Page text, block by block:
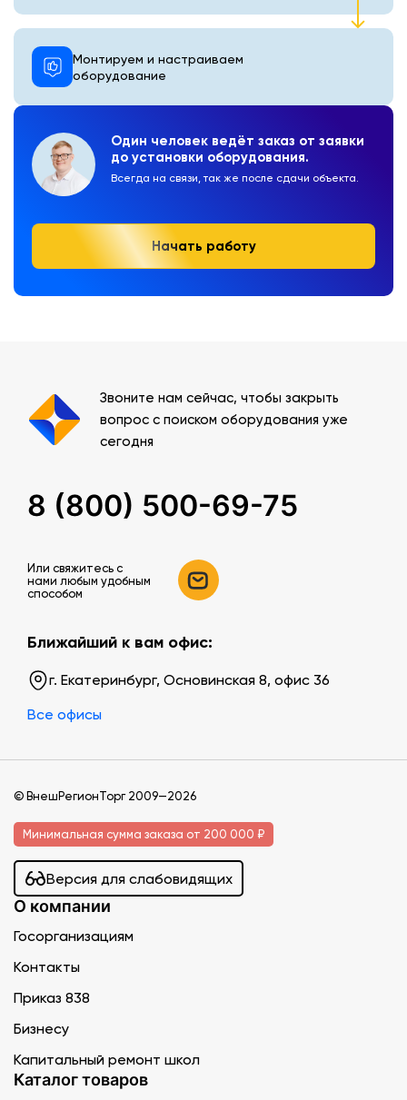
Один человек ведёт заказ от заявки
до установки оборудования.
Всегда на связи, так же после сдачи объекта.
Начать работу
Монтируем и настраиваем
оборудование
Звоните нам сейчас, чтобы закрыть
вопрос с поиском оборудования уже
сегодня
8 (800) 500-69-75
Или свяжитесь c
нами любым удобным
способом
Ближайший к вам офис:
г. Екатеринбург, Основинская 8, офис 36
Все офисы
© ВнешРегионТорг 2009—2026
Минимальная сумма заказа от 200 000 ₽
Версия для слабовидящих
О компании
Госорганизациям
Контакты
Приказ 838
Бизнесу
Капитальный ремонт школ
Каталог товаров